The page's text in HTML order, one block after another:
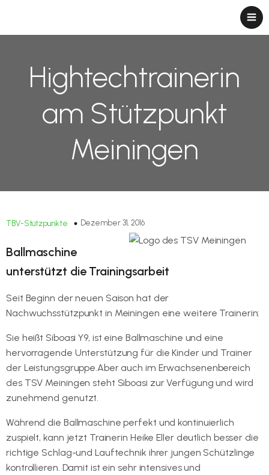
Hightechtrainerin
am Stützpunkt
Meiningen
TBV-Stützpunkte Dezember 31, 2016
Ballmaschine
unterstützt die Trainingsarbeit
Seit Beginn der neuen Saison hat der
Nachwuchsstützpunkt in Meiningen eine weitere Trainerin:
Sie heißt Siboasi Y9, ist eine Ballmaschine und eine
hervorragende Unterstützung für die Kinder und Trainer
der Leistungsgruppe.Aber auch im Erwachsenenbereich
des TSV Meiningen steht Siboasi zur Verfügung und wird
zunehmend genutzt.
Während die Ballmaschine perfekt und kontinuierlich
zuspielt, kann jetzt Trainerin Heike Eller deutlich besser die
richtige Schlag-und Lauftechnik ihrer jungen Schützlinge
kontrollieren. Damit ist ein sehr intensives und